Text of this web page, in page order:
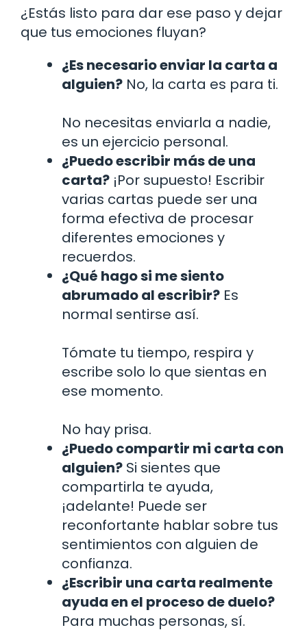
¿Estás listo para dar ese paso y dejar
que tus emociones fluyan?
¿Es necesario enviar la carta a
alguien? No, la carta es para ti.
No necesitas enviarla a nadie,
es un ejercicio personal.
¿Puedo escribir más de una
carta? ¡Por supuesto! Escribir
varias cartas puede ser una
forma efectiva de procesar
diferentes emociones y
recuerdos.
¿Qué hago si me siento
abrumado al escribir? Es
normal sentirse así.
Tómate tu tiempo, respira y
escribe solo lo que sientas en
ese momento.
No hay prisa.
¿Puedo compartir mi carta con
alguien? Si sientes que
compartirla te ayuda,
¡adelante! Puede ser
reconfortante hablar sobre tus
sentimientos con alguien de
confianza.
¿Escribir una carta realmente
ayuda en el proceso de duelo?
Para muchas personas, sí.